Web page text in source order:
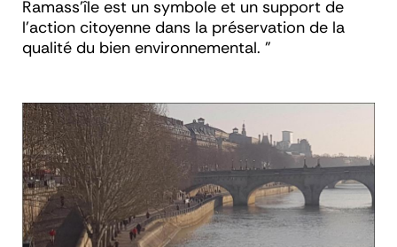
Ramass’île est un symbole et un support de
l’action citoyenne dans la préservation de la
qualité du bien environnemental. "